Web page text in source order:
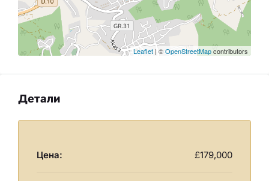
Leaflet | ©OpenStreetMapcontributors
Детали
Цена: £179,000